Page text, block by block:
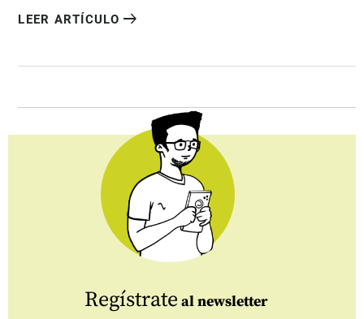
LEER ARTÍCULO arrow_right_alt
Regístrate al newsletter